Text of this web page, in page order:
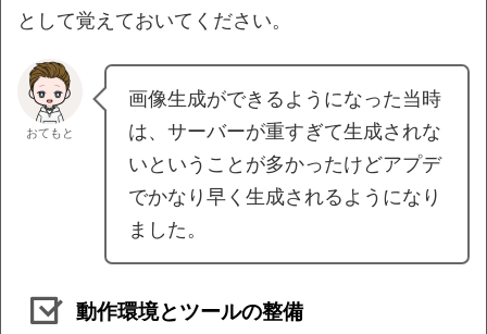
として覚えておいてください。
おてもと
画像生成ができるようになった当時
は、サーバーが重すぎて生成されな
いということが多かったけどアプデ
でかなり早く生成されるようになり
ました。
動作環境とツールの整備